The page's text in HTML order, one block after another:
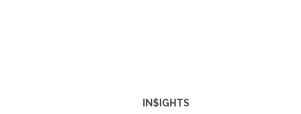
IN$IGHTS